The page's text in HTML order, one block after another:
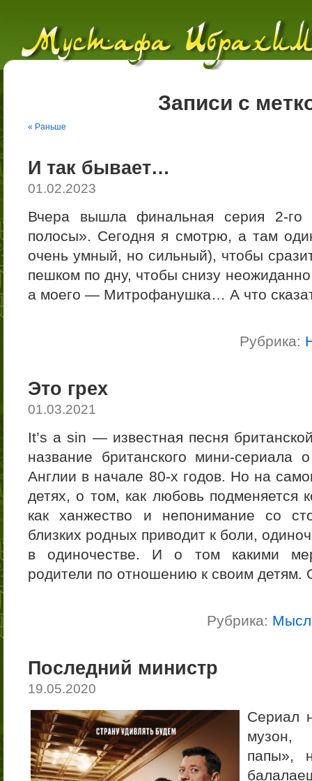
Записи с
« Раньше
И так бывает…
01.02.2023
Вчера вышла финальная серия 2-го
полосы». Сегодня я смотрю, а там
очень умный, но сильный), чтобы
пешком по дну, чтобы снизу
а моего — Митрофанушка… А что
Рубрика:
Это грех
01.03.2021
It’s a sin — известная песня
название британского мини-
Англии в начале 80-х годов. Но на
детях, о том, как любовь подменяется
как ханжество и непонимание со
близких родных приводит к боли,
в одиночестве. И о том какими
родители по отношению к своим детям.
Рубрика:
Последний министр
19.05.2020
Сериал
музон,
папы»,